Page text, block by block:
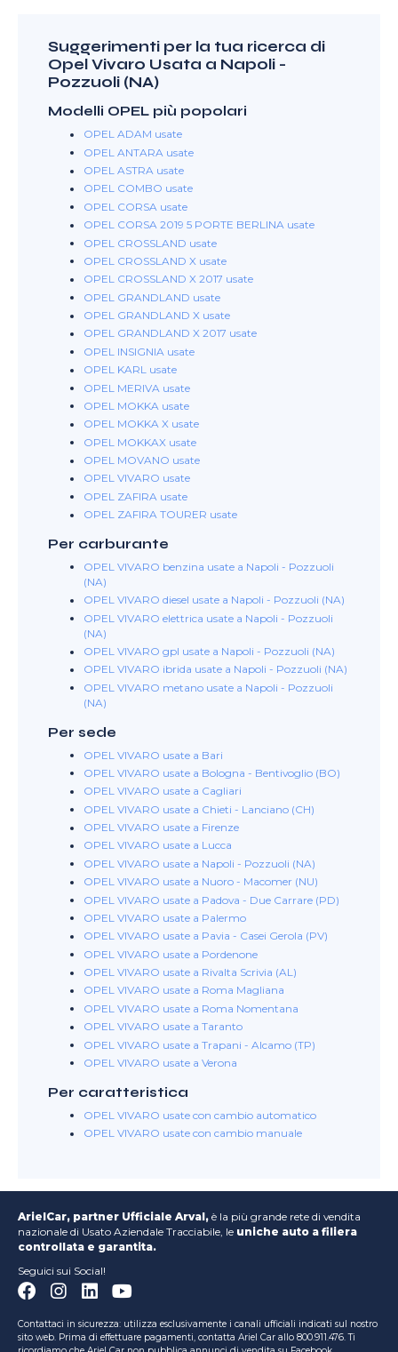
Suggerimenti per la tua ricerca di
Opel Vivaro Usata a Napoli -
Pozzuoli (NA)
Modelli OPEL più popolari
OPEL ADAM usate
OPEL ANTARA usate
OPEL ASTRA usate
OPEL COMBO usate
OPEL CORSA usate
OPEL CORSA 2019 5 PORTE BERLINA usate
OPEL CROSSLAND usate
OPEL CROSSLAND X usate
OPEL CROSSLAND X 2017 usate
OPEL GRANDLAND usate
OPEL GRANDLAND X usate
OPEL GRANDLAND X 2017 usate
OPEL INSIGNIA usate
OPEL KARL usate
OPEL MERIVA usate
OPEL MOKKA usate
OPEL MOKKA X usate
OPEL MOKKAX usate
OPEL MOVANO usate
OPEL VIVARO usate
OPEL ZAFIRA usate
OPEL ZAFIRA TOURER usate
Per carburante
OPEL VIVARO benzina usate a Napoli - Pozzuoli
(NA)
OPEL VIVARO diesel usate a Napoli - Pozzuoli (NA)
OPEL VIVARO elettrica usate a Napoli - Pozzuoli
(NA)
OPEL VIVARO gpl usate a Napoli - Pozzuoli (NA)
OPEL VIVARO ibrida usate a Napoli - Pozzuoli (NA)
OPEL VIVARO metano usate a Napoli - Pozzuoli
(NA)
Per sede
OPEL VIVARO usate a Bari
OPEL VIVARO usate a Bologna - Bentivoglio (BO)
OPEL VIVARO usate a Cagliari
OPEL VIVARO usate a Chieti - Lanciano (CH)
OPEL VIVARO usate a Firenze
OPEL VIVARO usate a Lucca
OPEL VIVARO usate a Napoli - Pozzuoli (NA)
OPEL VIVARO usate a Nuoro - Macomer (NU)
OPEL VIVARO usate a Padova - Due Carrare (PD)
OPEL VIVARO usate a Palermo
OPEL VIVARO usate a Pavia - Casei Gerola (PV)
OPEL VIVARO usate a Pordenone
OPEL VIVARO usate a Rivalta Scrivia (AL)
OPEL VIVARO usate a Roma Magliana
OPEL VIVARO usate a Roma Nomentana
OPEL VIVARO usate a Taranto
OPEL VIVARO usate a Trapani - Alcamo (TP)
OPEL VIVARO usate a Verona
Per caratteristica
OPEL VIVARO usate con cambio automatico
OPEL VIVARO usate con cambio manuale
ArielCar, partner Ufficiale Arval, è la più grande rete di vendita
nazionale di Usato Aziendale Tracciabile, le uniche auto a filiera
controllata e garantita.
Seguici sui Social!
Contattaci in sicurezza: utilizza esclusivamente i canali ufficiali indicati sul nostro
sito web. Prima di effettuare pagamenti, contatta Ariel Car allo 800.911.476. Ti